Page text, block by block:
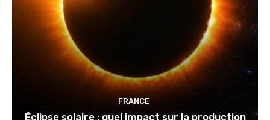
FRANCE
Éclipse solaire : quel impact sur la production